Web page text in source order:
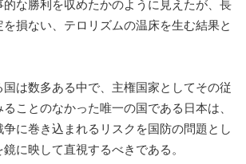
的な勝利を収めたかのように見えたが、長
損ない、テロリズムの温床を生む結果と
は数多ある中で、主権国家としてその従
ことのなかった唯一の国である日本は、
に巻き込まれるリスクを国防の問題とし
に映して直視するべきである。